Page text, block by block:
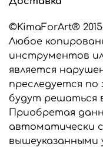
заказу, мы выберем
Все
интернет-
©KimaForArt и
авторском
копирование и
инструментов
закону.
©KimaForArt®
Любое
инструментов
является
преследуется по
будут решаться
Приобретая
автоматически
вышеуказанными